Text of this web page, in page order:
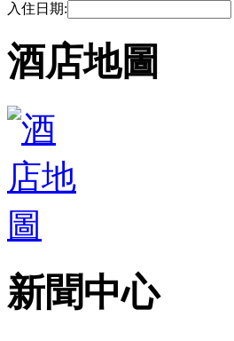
入住日期:
酒店地圖
新聞中心